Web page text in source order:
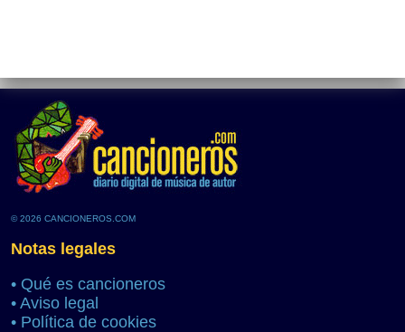
© 2026 CANCIONEROS.COM
Notas legales
• Qué es cancioneros
• Aviso legal
• Política de cookies